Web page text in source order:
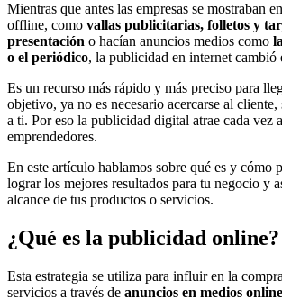
Mientras que antes las empresas se mostraban
offline, como vallas publicitarias, folletos y
presentación o hacían anuncios medios como
o el periódico, la publicidad en internet cambió
Es un recurso más rápido y más preciso para
objetivo, ya no es necesario acercarse al cliente,
a ti. Por eso la publicidad digital atrae cada vez
emprendedores.
En este artículo hablamos sobre qué es y cómo
lograr los mejores resultados para tu negocio y
alcance de tus productos o servicios.
¿Qué es la publicidad online?
Esta estrategia se utiliza para influir en la
servicios a través de anuncios en medios